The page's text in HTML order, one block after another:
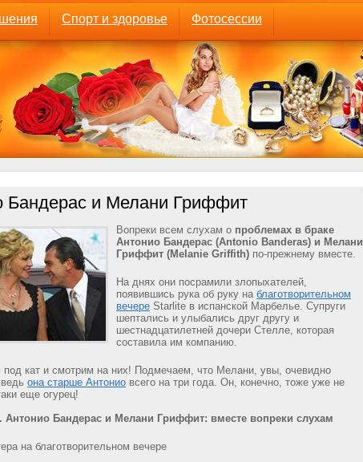
Спорт и здоровье Фотосессии
Бандерас и Мелани Гриффит
Вопреки всем слухам о проблемах в браке
Антонио Бандерас (Antonio Banderas) и Мелани
Гриффит (Melanie Griffith) по-прежнему вместе.
На днях они посрамили злопыхателей,
появившись рука об руку на благотворительном
вечере Starlite в испанской Марбелье. Супруги
шептались и улыбались друг другу и
шестнадцатилетней дочери Стелле, которая
составила им компанию.
под кат и смотрим на них! Подмечаем, что Мелани, увы, очевидно
она старше Антонио всего на три года. Он, конечно, тоже уже не
еще огурец!
Антонио Бандерас и Мелани Гриффит: вместе вопреки слухам
на благотворительном вечере